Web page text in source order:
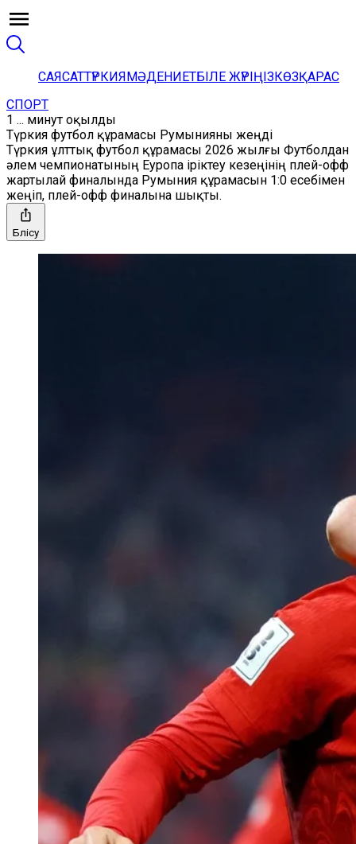
САЯСАТТҮРКИЯМӘДЕНИЕТБІЛЕ ЖҮРІҢІЗКӨЗҚАРАС
СПОРТ
1 ... минут оқылды
Түркия футбол құрамасы Румынияны жеңді
Түркия ұлттық футбол құрамасы 2026 жылғы Футболдан
әлем чемпионатының Еуропа іріктеу кезеңінің плей-офф
жартылай финалында Румыния құрамасын 1:0 есебімен
жеңіп, плей-офф финалына шықты.
Бөлісу